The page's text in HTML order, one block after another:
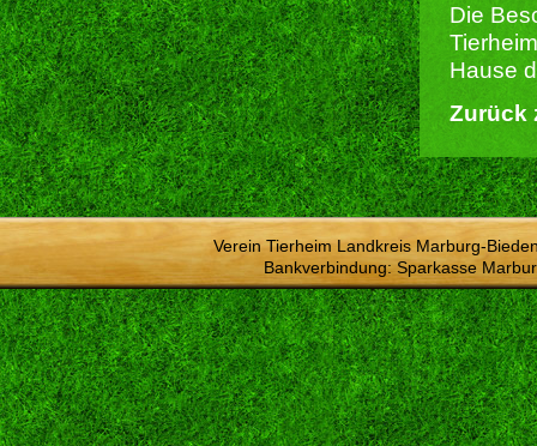
Die
Hause
Zurück
Verein Tierheim Landkreis Marburg-
Bankverbindung: Sparkasse